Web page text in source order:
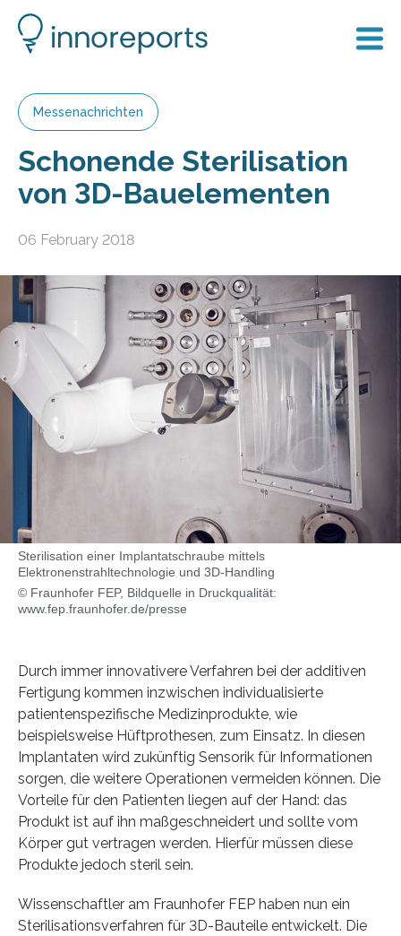
Messenachrichten
Schonende Sterilisation
von 3D-Bauelementen
06 February 2018
Sterilisation einer Implantatschraube mittels
Elektronenstrahltechnologie und 3D-Handling
© Fraunhofer FEP, Bildquelle in Druckqualität:
www.fep.fraunhofer.de/presse
Durch immer innovativere Verfahren bei der additiven
Fertigung kommen inzwischen individualisierte
patientenspezifische Medizinprodukte, wie
beispielsweise Hüftprothesen, zum Einsatz. In diesen
Implantaten wird zukünftig Sensorik für Informationen
sorgen, die weitere Operationen vermeiden können. Die
Vorteile für den Patienten liegen auf der Hand: das
Produkt ist auf ihn maßgeschneidert und sollte vom
Körper gut vertragen werden. Hierfür müssen diese
Produkte jedoch steril sein.
Wissenschaftler am Fraunhofer FEP haben nun ein
Sterilisationsverfahren für 3D-Bauteile entwickelt. Die